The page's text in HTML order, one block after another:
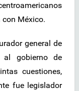
México.
general de
al gobierno de
cuestiones,
fue legislador